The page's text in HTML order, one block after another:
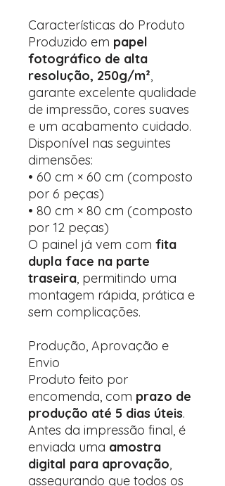
Características do Produto
Produzido em papel
fotográfico de alta
resolução, 250g/m²,
garante excelente qualidade
de impressão, cores suaves
e um acabamento cuidado.
Disponível nas seguintes
dimensões:
• 60 cm × 60 cm (composto
por 6 peças)
• 80 cm × 80 cm (composto
por 12 peças)
O painel já vem com fita
dupla face na parte
traseira, permitindo uma
montagem rápida, prática e
sem complicações.
Produção, Aprovação e
Envio
Produto feito por
encomenda, com prazo de
produção até 5 dias úteis.
Antes da impressão final, é
enviada uma amostra
digital para aprovação,
assegurando que todos os